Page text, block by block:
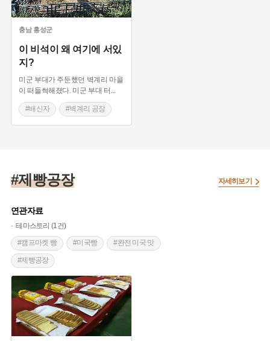
충남 홍성군
이 비석이 왜 여기에 서있
지?
미군 부대가 주둔했던 벽계리 마을
이 떠들썩해졌다. 미군 부대 터 ...
#배신자 #벽계리 공장
#반대 청원
#제빵공장
연관자료
테마스토리 (1건)
#캠프마켓 빵
#미국빵 #완전 미국 맛
#제빵공장
자세히보기